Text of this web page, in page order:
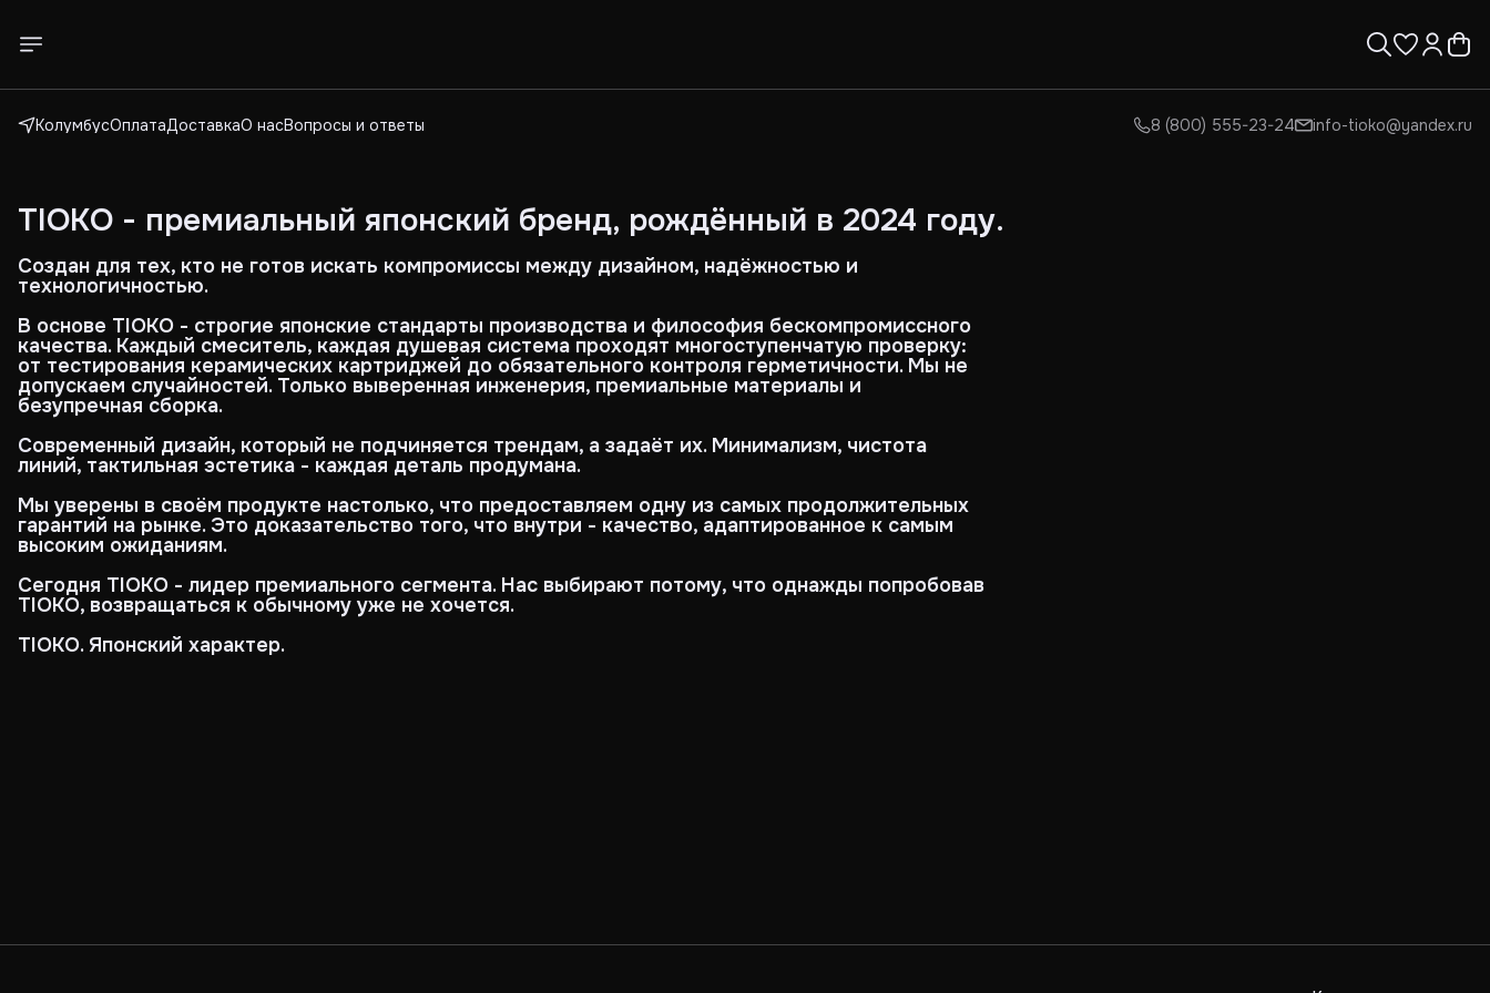
КолумбусОплатаДоставкаО насВопросы и ответы 8 (800) 555-23-24 info-tioko@yandex.ru
TIOKO - премиальный японский бренд, рождённый в 2024 году.
Создан для тех, кто не готов искать компромиссы между дизайном, надёжностью и
технологичностью.
В основе TIOKO - строгие японские стандарты производства и философия бескомпромиссного
качества. Каждый смеситель, каждая душевая система проходят многоступенчатую проверку:
от тестирования керамических картриджей до обязательного контроля герметичности. Мы не
допускаем случайностей. Только выверенная инженерия, премиальные материалы и
безупречная сборка.
Современный дизайн, который не подчиняется трендам, а задаёт их. Минимализм, чистота
линий, тактильная эстетика - каждая деталь продумана.
Мы уверены в своём продукте настолько, что предоставляем одну из самых продолжительных
гарантий на рынке. Это доказательство того, что внутри - качество, адаптированное к самым
высоким ожиданиям.
Сегодня TIOKO - лидер премиального сегмента. Нас выбирают потому, что однажды попробовав
TIOKO, возвращаться к обычному уже не хочется.
TIOKO. Японский характер.